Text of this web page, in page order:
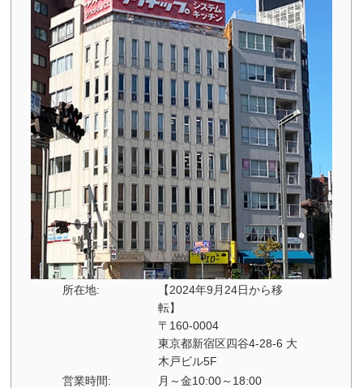
所在地:
【2024年9月24日から移
転】
〒160-0004
東京都新宿区四谷4-28-6 大
木戸ビル5F
営業時間:
月～金10:00～18:00